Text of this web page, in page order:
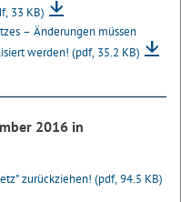
33 KB)
– Änderungen müssen
werden! (pdf, 35.2 KB)
2016 in
zurückziehen! (pdf, 94.5 KB)